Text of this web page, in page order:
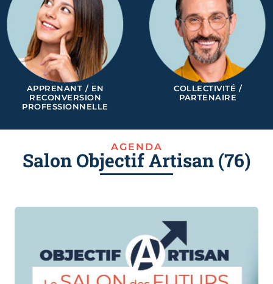
APPRENANT / EN
RECONVERSION
PROFESSIONNELLE
COLLECTIVITÉ /
PARTENAIRE
AGENDA
Salon Objectif Artisan (76)